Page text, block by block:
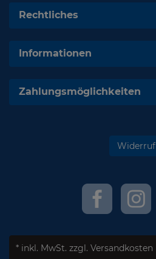
Rechtliches
Informationen
Zahlungsmöglichkeiten
Widerruf
* inkl. MwSt. zzgl. Versandkosten